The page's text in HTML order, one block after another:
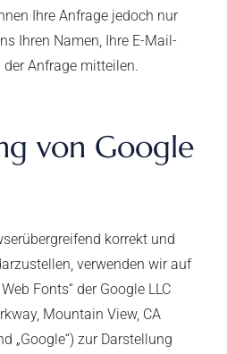
Ihre Anfrage jedoch nur
Ihren Namen, Ihre E-Mail-
Anfrage mitteilen.
von Google
korrekt und
verwenden wir auf
Fonts“ der Google LLC
Mountain View, CA
„Google“) zur Darstellung